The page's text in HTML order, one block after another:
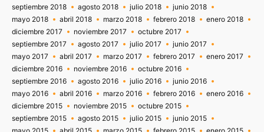
septiembre 2018
agosto 2018 julio 2018
junio 2018
mayo 2018
abril 2018 marzo 2018 febrero 2018
enero 2018
diciembre 2017
noviembre 2017
octubre 2017
septiembre 2017
agosto 2017 julio 2017
junio 2017
mayo 2017
abril 2017 marzo 2017 febrero 2017
enero 2017
diciembre 2016
noviembre 2016
octubre 2016
septiembre 2016
agosto 2016 julio 2016
junio 2016
mayo 2016
abril 2016 marzo 2016 febrero 2016
enero 2016
diciembre 2015
noviembre 2015
octubre 2015
septiembre 2015
agosto 2015 julio 2015
junio 2015